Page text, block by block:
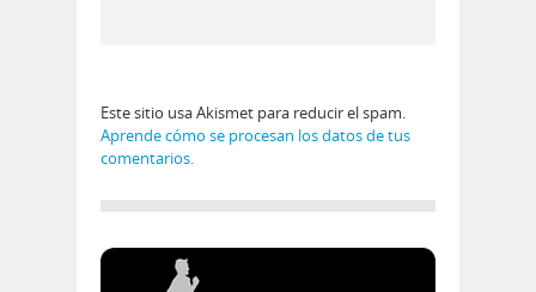
Este sitio usa Akismet para reducir el spam.
Aprende cómo se procesan los datos de tus
comentarios.